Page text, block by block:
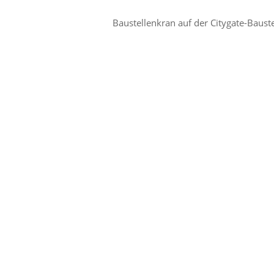
Baustellenkran auf der Citygate-